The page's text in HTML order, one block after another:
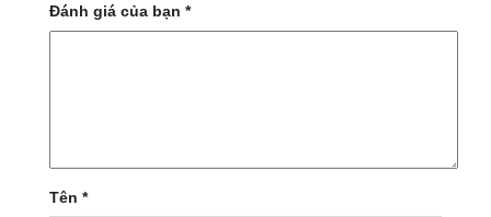
Đánh giá của bạn *
Tên *